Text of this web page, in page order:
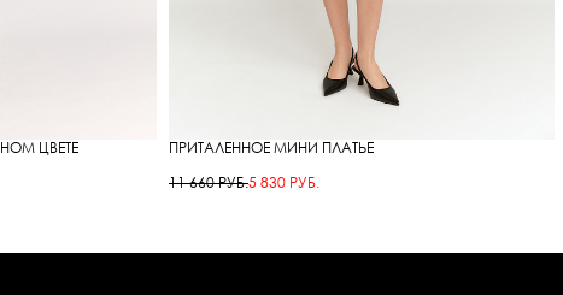
ЦВЕТЕ
ПРИТАЛЕННОЕ МИНИ ПЛАТЬЕ
11 660 РУБ.5 830 РУБ.